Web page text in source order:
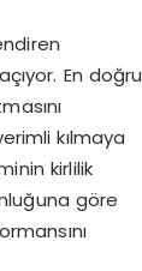
En doğru
kılmaya
kirlilik
göre